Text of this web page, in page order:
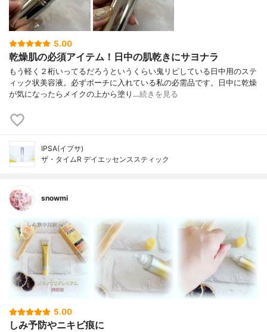
5.00
乾燥肌の必須アイテム！日中の肌乾きにサヨナラ
もう軽く２桁いってるだろうというくらい鬼リピしている日中用のステ
ィック状美容液。必ずポーチに入れている私の必需品です。日中に乾燥
が気になったらメイクの上から塗り…続きを見る
IPSA(イプサ)
ザ・タイムR デイエッセンススティック
snowmi
5.00
しみ予防やニキビ痕に